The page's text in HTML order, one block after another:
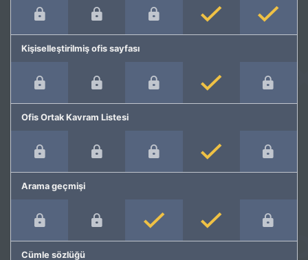
Kişiselleştirilmiş ofis sayfası
Ofis Ortak Kavram Listesi
Arama geçmişi
Cümle sözlüğü